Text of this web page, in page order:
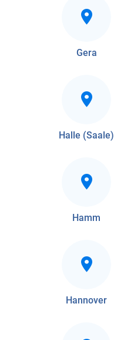
Gera
Halle (Saale)
Hamm
Hannover